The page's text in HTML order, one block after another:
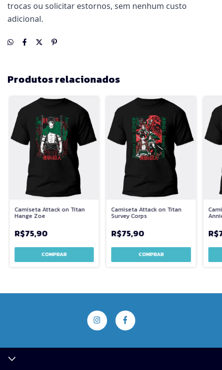
trocas ou solicitar estornos, sem nenhum custo
adicional.
Produtos relacionados
Camiseta Attack on Titan
Hange Zoe
R$75,90
COMPRAR
Camiseta Attack on Titan
Survey Corps
R$75,90
COMPRAR